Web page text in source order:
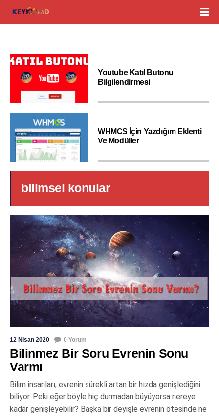
Youtube Katıl Butonu
Bilgilendirmesi
WHMCS İçin Yazdığım Eklenti
Ve Modüller
bilimsel konular
12 Nisan 2020 0 Yorum
Bilinmez Bir Soru Evrenin Sonu
Varmı
Bilim insanları, evrenin sürekli artan bir hızda genişlediğini
biliyor. Peki eğer böyle hiç durmadan büyüyorsa nereye
kadar genişleyebilir? Başka bir deyişle evrenin ötesinde ne